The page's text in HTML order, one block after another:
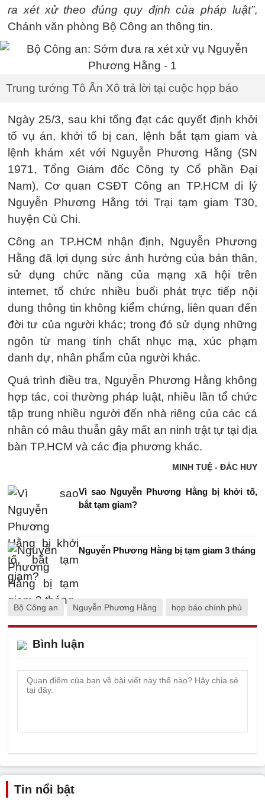
ra xét xử theo đúng quy định của pháp luật”,
Chánh văn phòng Bộ Công an thông tin.
Trung tướng Tô Ân Xô trả lời tại cuộc họp báo
Ngày 25/3, sau khi tống đạt các quyết định khởi
tố vụ án, khởi tố bị can, lệnh bắt tạm giam và
lệnh khám xét với Nguyễn Phương Hằng (SN
1971, Tổng Giám đốc Công ty Cổ phần Đại
Nam), Cơ quan CSĐT Công an TP.HCM di lý
Nguyễn Phương Hằng tới Trại tạm giam T30,
huyện Củ Chi.
Công an TP.HCM nhận định, Nguyễn Phương
Hằng đã lợi dụng sức ảnh hưởng của bản thân,
sử dụng chức năng của mạng xã hội trên
internet, tổ chức nhiều buổi phát trực tiếp nội
dung thông tin không kiểm chứng, liên quan đến
đời tư của người khác; trong đó sử dụng những
ngôn từ mang tính chất nhục mạ, xúc phạm
danh dự, nhân phẩm của người khác.
Quá trình điều tra, Nguyễn Phương Hằng không
hợp tác, coi thường pháp luật, nhiều lần tổ chức
tập trung nhiều người đến nhà riêng của các cá
nhân có mâu thuẫn gây mất an ninh trật tự tại địa
bàn TP.HCM và các địa phương khác.
MINH TUỆ - ĐẮC HUY
Vì sao Nguyễn Phương Hằng bị khởi tố,
bắt tạm giam?
Nguyễn Phương Hằng bị tạm giam 3 tháng
Bộ Công an Nguyễn Phương Hằng họp báo chính phủ
Bình luận
Tin nổi bật